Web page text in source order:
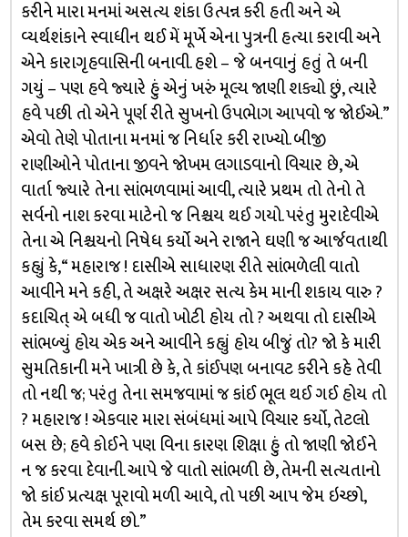
કરીને મારા મનમાં અસત્ય શંકા ઉત્પન્ન કરી હતી અને એ
વ્યર્થશંકાને સ્વાધીન થઈ મેં મૂર્ખે એના પુત્રની હત્યા કરાવી અને
એને કારાગૃહવાસિની બનાવી. હશે – જે બનવાનું હતું તે બની
ગયું – પણ હવે જ્યારે હું એનું ખરું મૂલ્ય જાણી શક્યો છું, ત્યારે
હવે પછી તો એને પૂર્ણ રીતે સુખનો ઉપભેાગ આપવો જ જોઈએ.”
એવો તેણે પોતાના મનમાં જ નિર્ધાર કરી રાખ્યો. બીજી
રાણીઓને પોતાના જીવને જોખમ લગાડવાનો વિચાર છે, એ
વાર્તા જ્યારે તેના સાંભળવામાં આવી, ત્યારે પ્રથમ તો તેનો તે
સર્વનો નાશ કરવા માટેનો જ નિશ્ચય થઈ ગયો. પરંતુ મુરાદેવીએ
તેના એ નિશ્ચયનો નિષેધ કર્યો અને રાજાને ઘણી જ આર્જવતાથી
કહ્યું કે, “ મહારાજ ! દાસીએ સાધારણ રીતે સાંભળેલી વાતો
આવીને મને કહી, તે અક્ષરે અક્ષર સત્ય કેમ માની શકાય વારુ ?
કદાચિત્ એ બધી જ વાતો ખોટી હોય તો ? અથવા તો દાસીએ
સાંભળ્યું હોય એક અને આવીને કહ્યું હોય બીજું તો? જો કે મારી
સુમતિકાની મને ખાત્રી છે કે, તે કાંઈપણ બનાવટ કરીને કહે તેવી
તો નથી જ; પરંતુ તેના સમજવામાં જ કાંઈ ભૂલ થઈ ગઈ હોય તો
? મહારાજ ! એકવાર મારા સંબંધમાં આપે વિચાર કર્યો, તેટલો
બસ છે; હવે કોઈને પણ વિના કારણ શિક્ષા હું તો જાણી જોઈને
ન જ કરવા દેવાની. આપે જે વાતો સાંભળી છે, તેમની સત્યતાનો
જો કાંઈ પ્રત્યક્ષ પૂરાવો મળી આવે, તો પછી આપ જેમ ઇચ્છો,
તેમ કરવા સમર્થ છો.”